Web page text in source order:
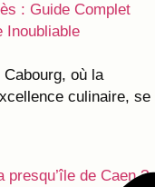
: Guide Complet
Inoubliable
où la
culinaire, se
de Caen ?